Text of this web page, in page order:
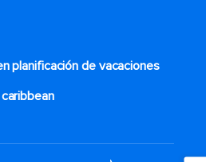
planificación de vacaciones